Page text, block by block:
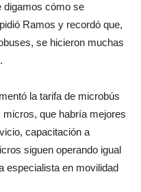
digamos cómo se
Ramos y recordó que,
se hicieron muchas
la tarifa de microbús
que habría mejores
capacitación a
siguen operando igual
especialista en movilidad